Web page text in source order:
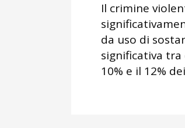
Il crimine
da uso di
significativa
10% e il 12%